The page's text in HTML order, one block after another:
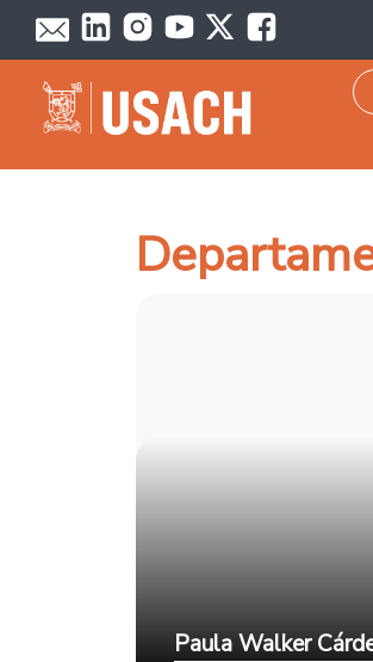
Passar para o conteúdo principal
Paula Walker